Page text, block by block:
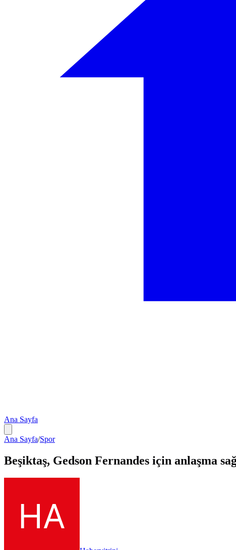
Ana Sayfa
Ana Sayfa/Spor
Beşiktaş, Gedson Fernandes için anlaşma